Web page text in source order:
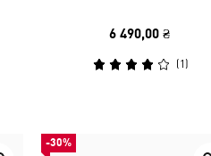
6 490,00 ₴
(1 )
-30%